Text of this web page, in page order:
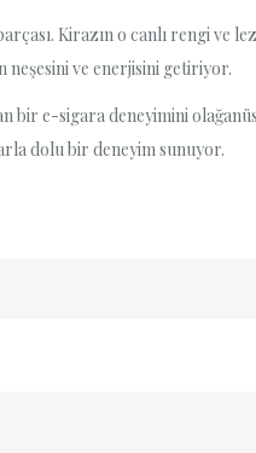
Kirazın o canlı rengi
neşesini ve enerjisini getiriyor.
bir e-sigara deneyimini
dolu bir deneyim sunuyor.